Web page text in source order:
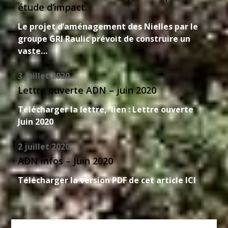
étude d’impact.
Le projet d’aménagement des Nielles par le
groupe GRI Raulic prévoit de construire un
vaste…
3 juillet 2020
Lettre ouverte ADN – juin 2020
Télécharger la lettre, lien : Lettre ouverte
Juin 2020
2 juillet 2020
ADN infos – Juin 2020
Télécharger la version PDF de cet article ICI